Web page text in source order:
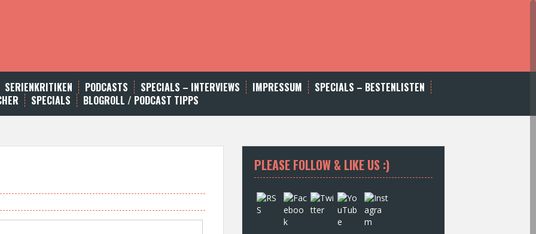
SERIENKRITIKEN PODCASTS SPECIALS – INTERVIEWS IMPRESSUM
SPECIALS – BESTENLISTEN
SPECIALS BLOGROLL / PODCAST TIPPS
PLEASE FOLLOW & LIKE US :)